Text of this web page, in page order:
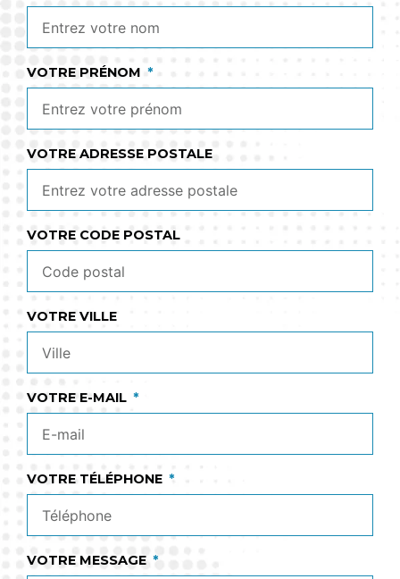
VOTRE PRÉNOM
VOTRE ADRESSE POSTALE
VOTRE CODE POSTAL
VOTRE VILLE
VOTRE E-MAIL
VOTRE TÉLÉPHONE
VOTRE MESSAGE